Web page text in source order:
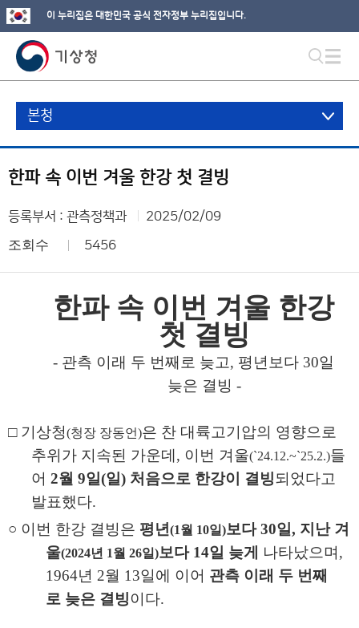
이 누리집은 대한민국 공식 전자정부 누리집입니다.
본청
한파 속 이번 겨울 한강 첫 결빙
등록부서 : 관측정책과 2025/02/09
조회수 5456
한파 속 이번 겨울 한강
첫 결빙
- 관측 이래 두 번째로 늦고, 평년보다 30일
늦은 결빙-
□ 기상청(청장 장동언)은 찬 대륙고기압의 영향으로
추위가 지속된 가운데 , 이번 겨울(`24.12.~`25.2.)들
어 2월 9일(일) 처음으로 한강이 결빙되었다고
발표했다.
○ 이번 한강 결빙은 평년(1월 10일)보다30일, 지난 겨
울(2024년 1월26일)보다 14일 늦게 나타났으며 ,
1964년2월 13일에 이어 관측 이래 두 번째
로 늦은 결빙이다.